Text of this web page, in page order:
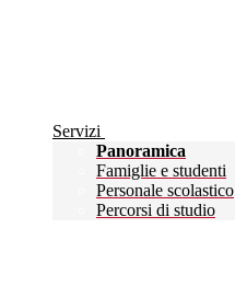
Servizi
Panoramica
Famiglie e studenti
Personale scolastico
Percorsi di studio